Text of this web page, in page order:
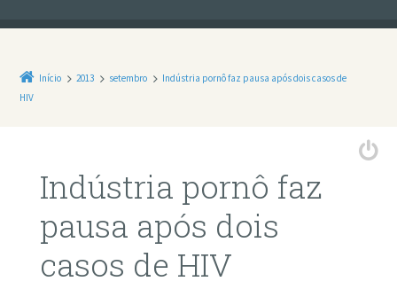
Início 2013 setembro
Indústria pornô faz pausa após dois casos de
HIV
Indústria pornô faz
pausa após dois
casos de HIV